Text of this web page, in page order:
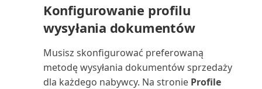
(raport)
Zapasy wg projektów (raport)
Zapisy zysków/strat z umowy
(raport)
Konfigurowanie profilu
wysyłania dokumentów
Musisz skonfigurować preferowaną
metodę wysyłania dokumentów sprzedaży
dla każdego nabywcy. Na stronie Profile